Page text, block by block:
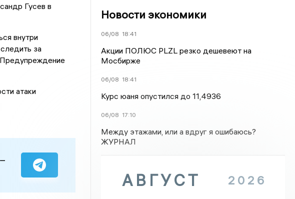
Гусев в
внутри
за
атаки
Новости экономики
06/08 18:41
Акции ПОЛЮС PLZL резко дешевеют на
Мосбирже
06/08 18:41
Курс юаня опустился до 11,4936
06/08 17:10
Между этажами, или а вдруг я ошибаюсь?
ЖУРНАЛ
АВГУСТ 2026